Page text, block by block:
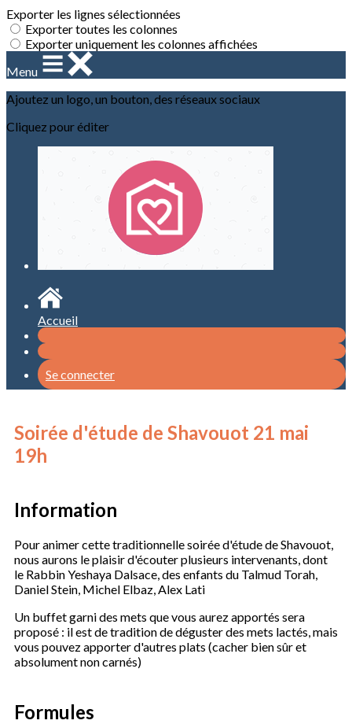
Exporter les lignes sélectionnées
Exporter toutes les colonnes
Exporter uniquement les colonnes affichées
Menu
Ajoutez un logo, un bouton, des réseaux sociaux
Cliquez pour éditer
Accueil
Se connecter
Soirée d'étude de Shavouot 21 mai
19h
Information
Pour animer cette traditionnelle soirée d'étude de Shavouot,
nous aurons le plaisir d'écouter plusieurs intervenants, dont
le Rabbin Yeshaya Dalsace, des enfants du Talmud Torah,
Daniel Stein, Michel Elbaz, Alex Lati
Un buffet garni des mets que vous aurez apportés sera
proposé : il est de tradition de déguster des mets lactés, mais
vous pouvez apporter d'autres plats (cacher bien sûr et
absolument non carnés)
Formules